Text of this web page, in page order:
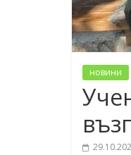
новини